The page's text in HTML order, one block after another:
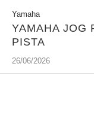
Yamaha
YAMAHA JOG
PISTA
26/06/2026